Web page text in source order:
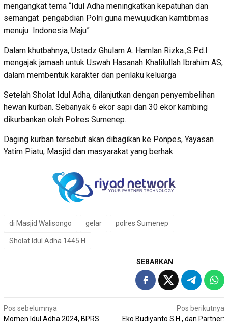
mengangkat tema “Idul Adha meningkatkan kepatuhan dan
semangat pengabdian Polri guna mewujudkan kamtibmas
menuju Indonesia Maju”
Dalam khutbahnya, Ustadz Ghulam A. Hamlan Rizka.,S.Pd.I
mengajak jamaah untuk Uswah Hasanah Khalilullah Ibrahim AS,
dalam membentuk karakter dan perilaku keluarga
Setelah Sholat Idul Adha, dilanjutkan dengan penyembelihan
hewan kurban. Sebanyak 6 ekor sapi dan 30 ekor kambing
dikurbankan oleh Polres Sumenep.
Daging kurban tersebut akan dibagikan ke Ponpes, Yayasan
Yatim Piatu, Masjid dan masyarakat yang berhak
di Masjid Walisongo gelar polres Sumenep
Sholat Idul Adha 1445 H
SEBARKAN
Navigasi
Pos sebelumnya
Momen Idul Adha 2024, BPRS
Pos berikutnya
Eko Budiyanto S.H., dan Partner: